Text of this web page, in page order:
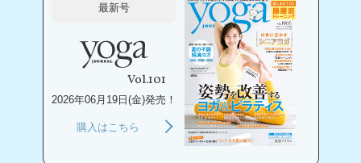
最新号
Vol.101
2026年06月19日(金)発売！
購入はこちら